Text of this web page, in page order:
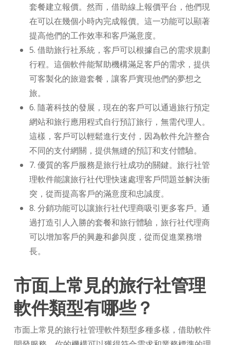
套餐建立報價。然而，借助線上報價平台，他們現
在可以在幾個小時內完成報價。這一功能可以顯著
提高他們的工作效率和客戶滿意度。
5. 借助旅行社系統，客戶可以根據自己的需求規劃
行程。這個軟件能幫助機構滿足客戶的需求，提供
可客製化的旅遊套餐，讓客戶實現他們的夢想之
旅。
6. 隨著科技的發展，現在的客戶可以通過旅行預定
網站和旅行應用程式自行預訂旅行，無需代理人。
這樣，客戶可以輕鬆進行支付，因為軟件允許整合
不同的支付網關，提供無縫的預訂和支付體驗。
7. 優質的客戶服務是旅行社成功的關鍵。旅行社管
理軟件能讓旅行社代理快速處理客戶問題並解決衝
突，從而提高客戶的滿意度和忠誠度。
8. 分銷功能可以讓旅行社代理商吸引更多客戶。通
過打造引人入勝的套餐和旅行體驗，旅行社代理商
可以增加客戶的興趣和參與度，從而促進業務增
長。
市面上常見的旅行社管理
軟件類型有哪些？
市面上常見的旅行社管理軟件類型多種多樣，借助軟件